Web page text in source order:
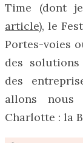
Time (dont
article), le
Portes-voies
des
des
allons nous
Charlotte : la